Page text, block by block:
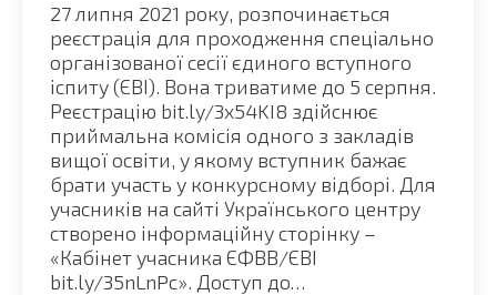
27 липня 2021 року, розпочинається
реєстрація для проходження спеціально
організованої сесії єдиного вступного
іспиту (ЄВІ). Вона триватиме до 5 серпня.
Реєстрацію bit.ly/3x54KI8 здійснює
приймальна комісія одного з закладів
вищої освіти, у якому вступник бажає
брати участь у конкурсному відборі. Для
учасників на сайті Українського центру
створено інформаційну сторінку –
«Кабінет учасника ЄФВВ/ЄВІ
bit.ly/35nLnPc». Доступ до…